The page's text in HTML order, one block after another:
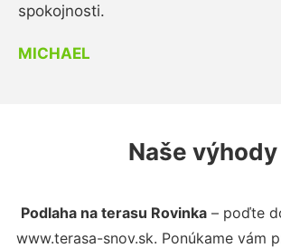
spokojnosti.
MICHAEL
Naše výhody
Podlaha na terasu Rovinka – poďte
www.terasa-snov.sk. Ponúkame vám